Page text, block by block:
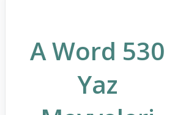
A Word 530
Yaz